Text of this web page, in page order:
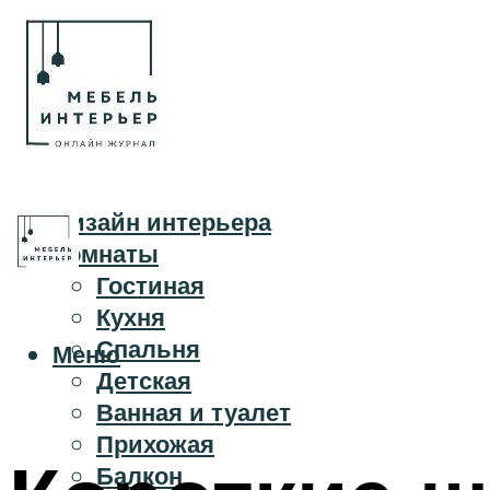
Дизайн интерьера
Комнаты
Гостиная
Кухня
Спальня
Детская
Ванная и туалет
Прихожая
Балкон
Меню